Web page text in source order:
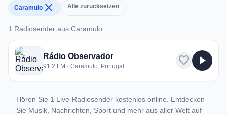
Caramulo close Alle zurücksetzen
1 Radiosender aus Caramulo
1 Radiosender aus Caramulo
Rádio Observador
91.2 FM · Caramulo, Portugal favorite play_arrow
Hören Sie 1 Live-Radiosender kostenlos online. Entdecken
Sie Musik, Nachrichten, Sport und mehr aus aller Welt auf